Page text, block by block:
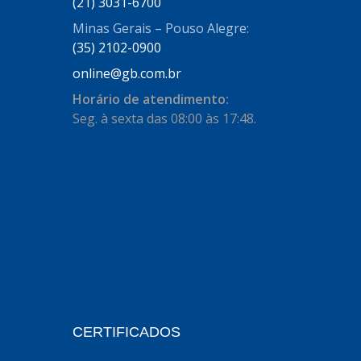
BECA FREIOS (25)
BOSAL
BRASMECK (656)
COMALTECH/JPEMA
Minas Gerais – Pouso Alegre:
(35) 2102-0900
online@gb.com.br
Horário de atendimento:
Seg. à sexta das 08:00 às 17:48.
CERTIFICADOS